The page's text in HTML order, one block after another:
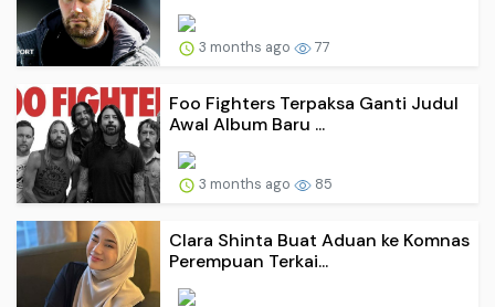
3 months ago 77
Foo Fighters Terpaksa Ganti Judul
Awal Album Baru ...
3 months ago 85
Clara Shinta Buat Aduan ke Komnas
Perempuan Terkai...